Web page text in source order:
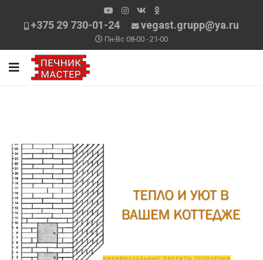
+375 29 730-01-24 vegast.grupp@ya.ru
Пн-Вс 08-00 - 21-00